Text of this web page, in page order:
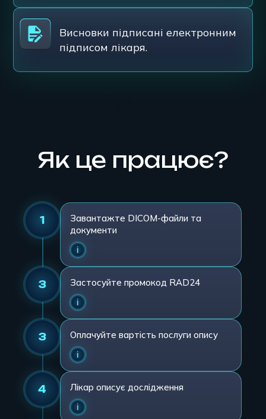
Висновки підписані електронним
підписом лікаря.
Як це працює?
1
Завантажте DICOM-файли та
документи
3 Застосуйте промокод RAD24
3 Оплачуйте вартість послуги опису
4 Лікар описує дослідження